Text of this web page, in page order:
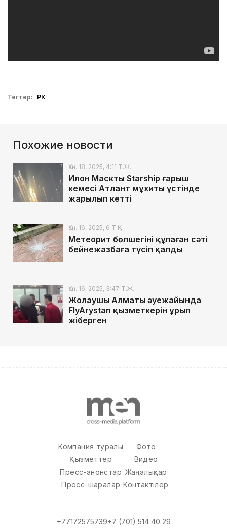
Тегтер: РК
Похожие новости
Қаң. 18, 2025, 4:11 Т.Ж.
Илон Масктың Starship ғарыш
кемесі Атлант мұхиты үстінде
жарылып кетті
Қаң. 16, 2025, 6 Т.Қ.
Метеорит бөлшегінің құлаған сәті
бейнежазбаға түсіп қалды
Қаң. 16, 2025, 3:47 Т.Ж.
Жолаушы Алматы әуежайында
FlyArystan қызметкерін ұрып
жіберген
Компания туралы
Қызметтер
Пресс-анонстар
Пресс-шаралар
Фото
Видео
Жаңалықтар
Контактілер
+77172575739+7 (701) 514 40 29